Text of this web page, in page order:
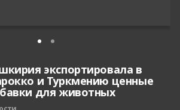
экспортировала в
и Туркмению ценные
для животных